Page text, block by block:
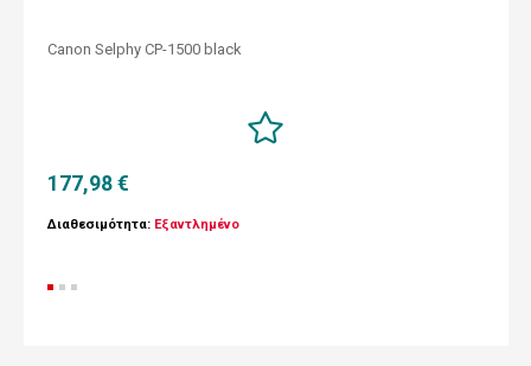
Canon Selphy CP-1500 black
177,98 €
Διαθεσιμότητα: Εξαντλημένο